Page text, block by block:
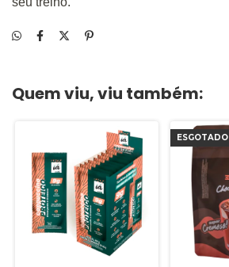
Quem viu, viu também:
ESGOTADO